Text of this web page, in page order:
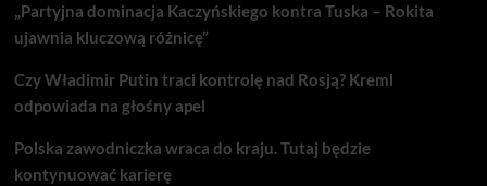
„Partyjna dominacja Kaczyńskiego kontra Tuska – Rokita
ujawnia kluczową różnicę”
Czy Władimir Putin traci kontrolę nad Rosją? Kreml
odpowiada na głośny apel
Polska zawodniczka wraca do kraju. Tutaj będzie
kontynuować karierę